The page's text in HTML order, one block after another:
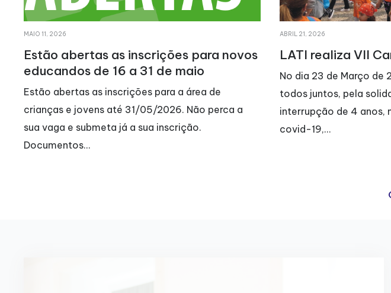
para novos
31 de maio
para a área de
05/2026. Não perca a
a sua inscrição.
LATI realiza VII Caminhada Solidária
No dia 23 de Março de 2024 voltámos a caminhar
todos juntos, pela solidariedade! Após uma
interrupção de 4 anos, motivada pela pandemia
covid-19,…